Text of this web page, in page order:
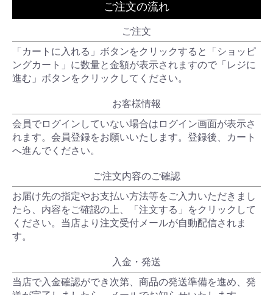
ご注文の流れ
ご注文
「カートに入れる」ボタンをクリックすると「ショッピ
ングカート」に数量と金額が表示されますので「レジに
進む」ボタンをクリックしてください。
お客様情報
会員でログインしていない場合はログイン画面が表示さ
れます。会員登録をお願いいたします。登録後、カート
へ進んでください。
ご注文内容のご確認
お届け先の指定やお支払い方法等をご入力いただきまし
たら、内容をご確認の上、「注文する」をクリックして
ください。当店より注文受付メールが自動配信されま
す。
入金・発送
当店で入金確認ができ次第、商品の発送準備を進め、発